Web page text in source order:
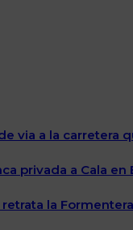
via a la carretera
privada a Cala
la